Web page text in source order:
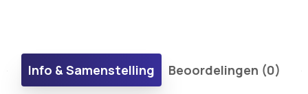
Info & Samenstelling Beoordelingen (0)